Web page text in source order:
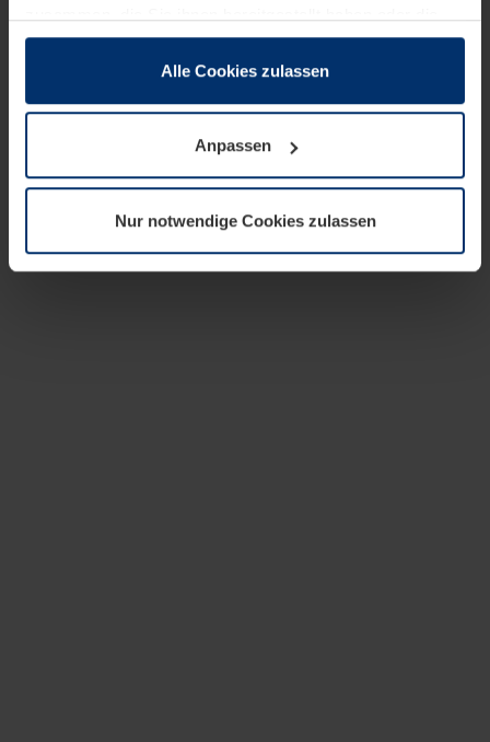
sie im Rahmen Ihrer Nutzung der Dienste gesammelt
wenn diese für den Betrieb dieser Seite unbedingt
notwendig sind. Für alle anderen Cookie-Typen benötigen
wir Ihre Erlaubnis. Ihre Einwilligung können Sie jederzeit
Datenschutzerklärungunserer Website ändern oder
widerrufen.
Alle Cookies zulassen
Anpassen
Nur notwendige Cookies zulassen